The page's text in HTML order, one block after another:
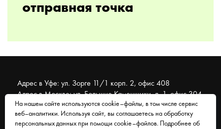
отправная точка
Адрес в Уфе: ул. Зорге 11/1 корп. 2, офис 408
Адрес в Москве: ул. Большие Каменщики, д. 1, офис 304
© 2007 - 2026 Муравейник. SEO-продвижение, реклама,
На нашем сайте используются cookie–файлы, в том числе сервис
веб–аналитики. Используя сайт, вы соглашаетесь на обработку
персональных данных при помощи cookie–файлов. Подробнее об